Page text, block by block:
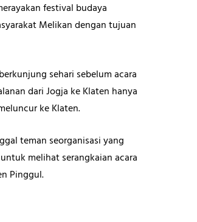
festival budaya
Melikan dengan tujuan
sehari sebelum acara
dari Jogja ke Klaten hanya
ke Klaten.
teman seorganisasi yang
melihat serangkaian acara
Pinggul.